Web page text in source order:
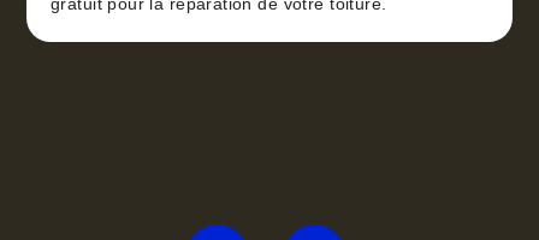
gratuit pour la réparation de votre toiture.